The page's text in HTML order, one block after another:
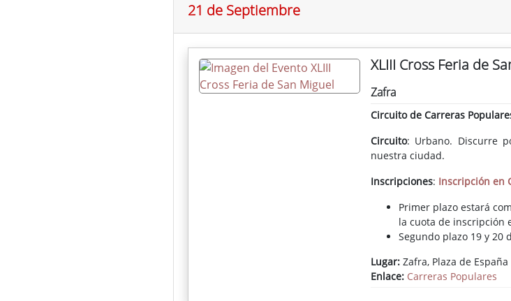
21 de Septiembre
XLIII Cross Feria de
Zafra
Circuito de Carreras
Circuito: Urbano. Discurre
nuestra ciudad.
Inscripciones: Inscripción en
Primer plazo estará
la cuota de inscripción
Segundo plazo 19 y 20
En las inscripciones se
licencia federativa
Lugar:Zafra, Plaza de España
Enlace: Carreras Populares